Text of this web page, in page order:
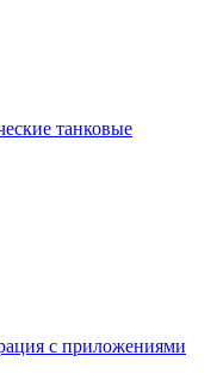
танковые
с приложениями